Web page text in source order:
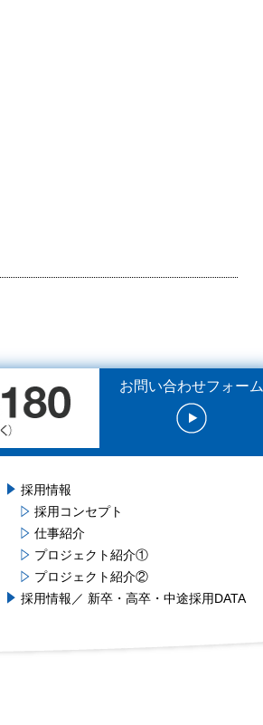
お問い合わせフォーム
採用情報
採用コンセプト
仕事紹介
プロジェクト紹介①
プロジェクト紹介②
採用情報／ 新卒・高卒・中途採用DATA